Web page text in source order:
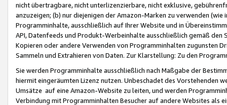
nicht übertragbare, nicht unterlizenzierbare, nicht exklusive,
anzuzeigen; (b) nur diejenigen der Amazon-Marken zu verwenden
Programminhalte, ausschließlich auf Ihrer Website und in
API, Datenfeeds und Produkt-Werbeinhalte ausschließlich gemäß
Kopieren oder andere Verwenden von Programminhalten zugunsten
Sammeln und Extrahieren von Daten. Zur Klarstellung: Zu den
Sie werden Programminhalte ausschließlich nach Maßgabe der
hiermit eingeräumten Lizenz nutzen. Unbeschadet des Vorstehenden
Umsätze auf eine Amazon-Website zu leiten, und werden
Verbindung mit Programminhalten Besucher auf andere Websites als